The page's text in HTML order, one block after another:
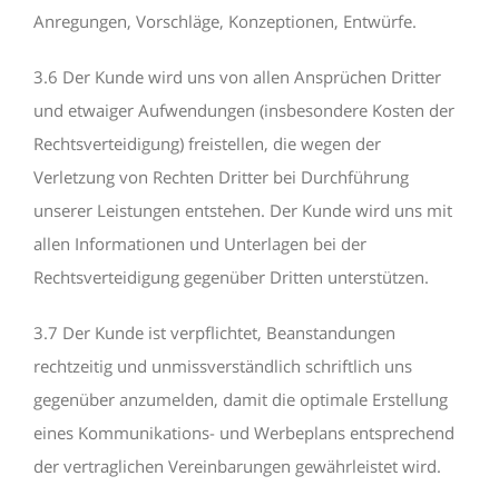
Anregungen, Vorschläge, Konzeptionen, Entwürfe.
3.6 Der Kunde wird uns von allen Ansprüchen Dritter
und etwaiger Aufwendungen (insbesondere Kosten der
Rechtsverteidigung) freistellen, die wegen der
Verletzung von Rechten Dritter bei Durchführung
unserer Leistungen entstehen. Der Kunde wird uns mit
allen Informationen und Unterlagen bei der
Rechtsverteidigung gegenüber Dritten unterstützen.
3.7 Der Kunde ist verpflichtet, Beanstandungen
rechtzeitig und unmissverständlich schriftlich uns
gegenüber anzumelden, damit die optimale Erstellung
eines Kommunikations- und Werbeplans entsprechend
der vertraglichen Vereinbarungen gewährleistet wird.